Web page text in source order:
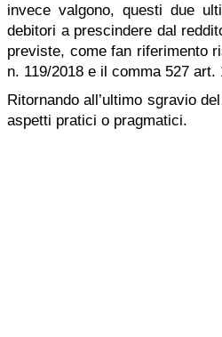
invece valgono, questi due
debitori a prescindere dal
previste, come fan riferimento
n. 119/2018 e il comma 527 art.
Ritornando all’ultimo sgravio
aspetti pratici o pragmatici.